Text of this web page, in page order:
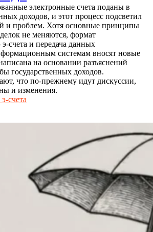
электронные счета поданы в
доходов, и этот процесс подсветил
и проблем. Хотя основные принципы
не меняются, формат
счета и передача данных
системам вносят новые
на основании разъяснений
государственных доходов.
что по-прежнему идут дискуссии,
и изменения.
счета